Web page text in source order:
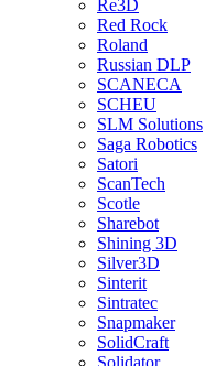
Re3D
Red Rock
Roland
Russian DLP
SCANECA
SCHEU
SLM Solutions
Saga Robotics
Satori
ScanTech
Scotle
Sharebot
Shining 3D
Silver3D
Sinterit
Sintratec
Snapmaker
SolidCraft
Solidator